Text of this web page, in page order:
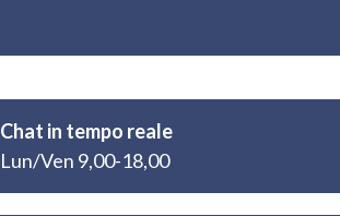
Chat in tempo reale
Lun/Ven 9,00-18,00